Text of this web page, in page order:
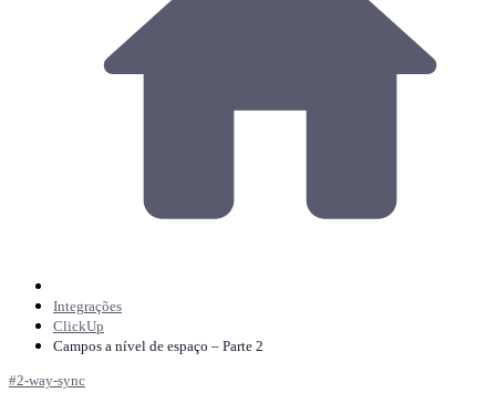
Integrações
ClickUp
Campos a nível de espaço – Parte 2
#2-way-sync